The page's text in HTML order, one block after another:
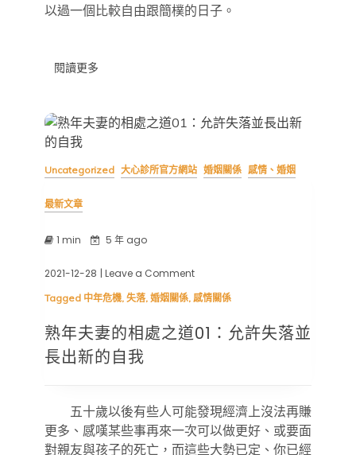
以過一個比較自由跟簡樸的日子。
閱讀更多
Uncategorized 大心診所官方網站 婚姻關係 感情、婚姻
最新文章
1 min 5 年 ago
2021-12-28 | Leave a Comment
年
妻
道
01：
允
許
Tagged 中年危機, 失落, 婚姻關係, 感情關係
熟年夫妻的相處之道01：允許失落並
長出新的自我
五十歲以後有些人可能發現經濟上沒法再賺
更多、感嘆某些事再來一次可以做更好、或要面
對親友與孩子的死亡，而這些大勢已定、你已經